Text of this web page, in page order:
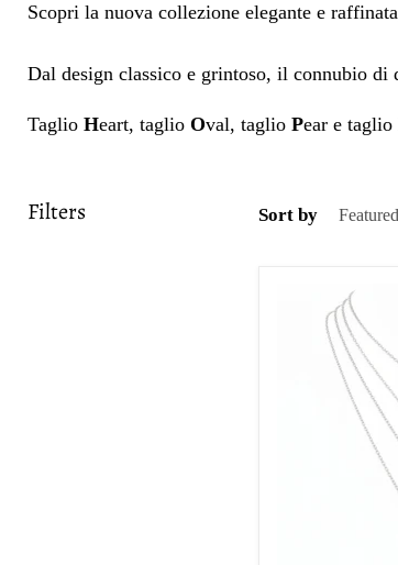
Scopri la nuova collezione elegante e
Dal design classico e grintoso, il connubio
Taglio Heart, taglio Oval, taglio Pear e taglio
Filters Sort by